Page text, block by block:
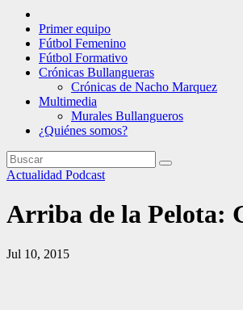
Primer equipo
Fútbol Femenino
Fútbol Formativo
Crónicas Bullangueras
Crónicas de Nacho Marquez
Multimedia
Murales Bullangueros
¿Quiénes somos?
Actualidad Podcast
Arriba de la Pelota:
Jul 10, 2015